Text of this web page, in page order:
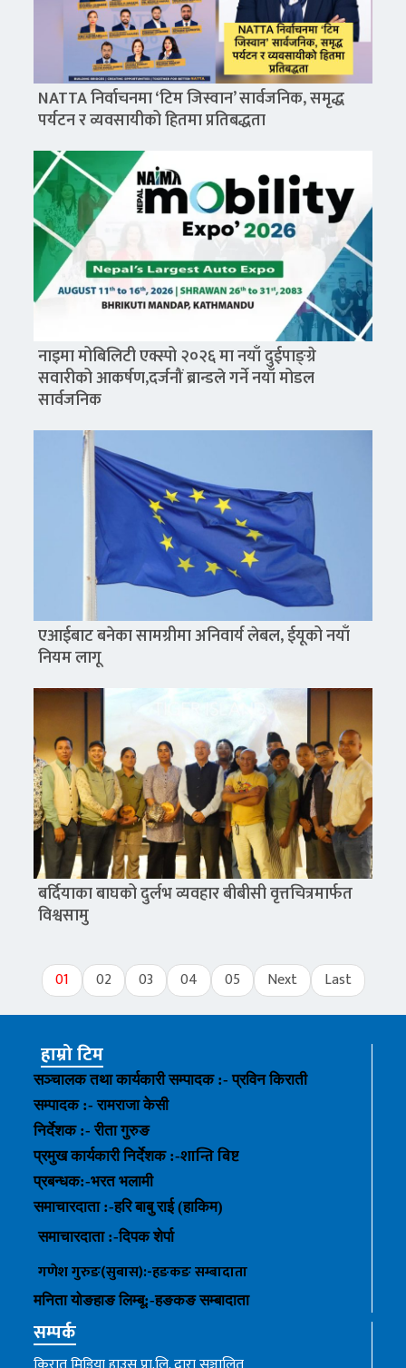
NATTA निर्वाचनमा ‘टिम जिस्वान’ सार्वजनिक, समृद्ध
पर्यटन र व्यवसायीको हितमा प्रतिबद्धता
नाइमा मोबिलिटी एक्स्पो २०२६ मा नयाँ दुईपाङ्ग्रे
सवारीको आकर्षण,दर्जनौं ब्रान्डले गर्ने नयाँ मोडल
सार्वजनिक
एआईबाट बनेका सामग्रीमा अनिवार्य लेबल, ईयूको नयाँ
नियम लागू
बर्दियाका बाघको दुर्लभ व्यवहार बीबीसी वृत्तचित्रमार्फत
विश्वसामु
01 02 03 04 05 Next Last
हाम्रो टिम
सञ्चालक तथा कार्यकारी सम्पादक :- प्रविन किराती
सम्पादक :- रामराजा केसी
निर्देशक :- रीता गुरुङ
प्रमुख कार्यकारी निर्देशक :-शान्ति बिष्ट
प्रबन्धक:-भरत भलामी
समाचारदाता :-हरि बाबु राई (हाकिम)
समाचारदाता :-दिपक शेर्पा
गणेश गुरुङ(सुबास):-हङकङसम्बादाता
मनिता योङहाङलिम्बू:-हङकङ सम्बादाता
सम्पर्क